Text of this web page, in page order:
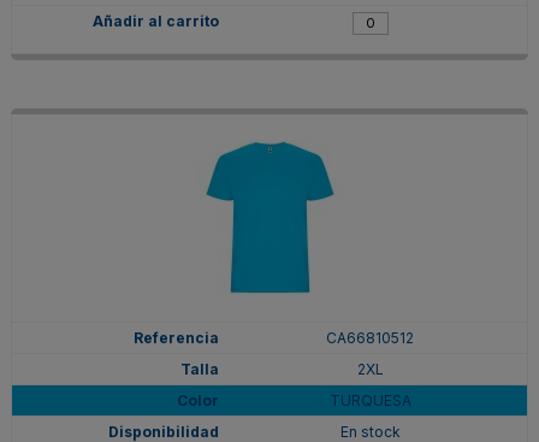
CA66810512
2XL
TURQUESA
En stock